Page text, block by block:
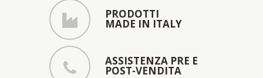
PRODOTTI
MADE IN ITALY
ASSISTENZA PRE E
POST-VENDITA